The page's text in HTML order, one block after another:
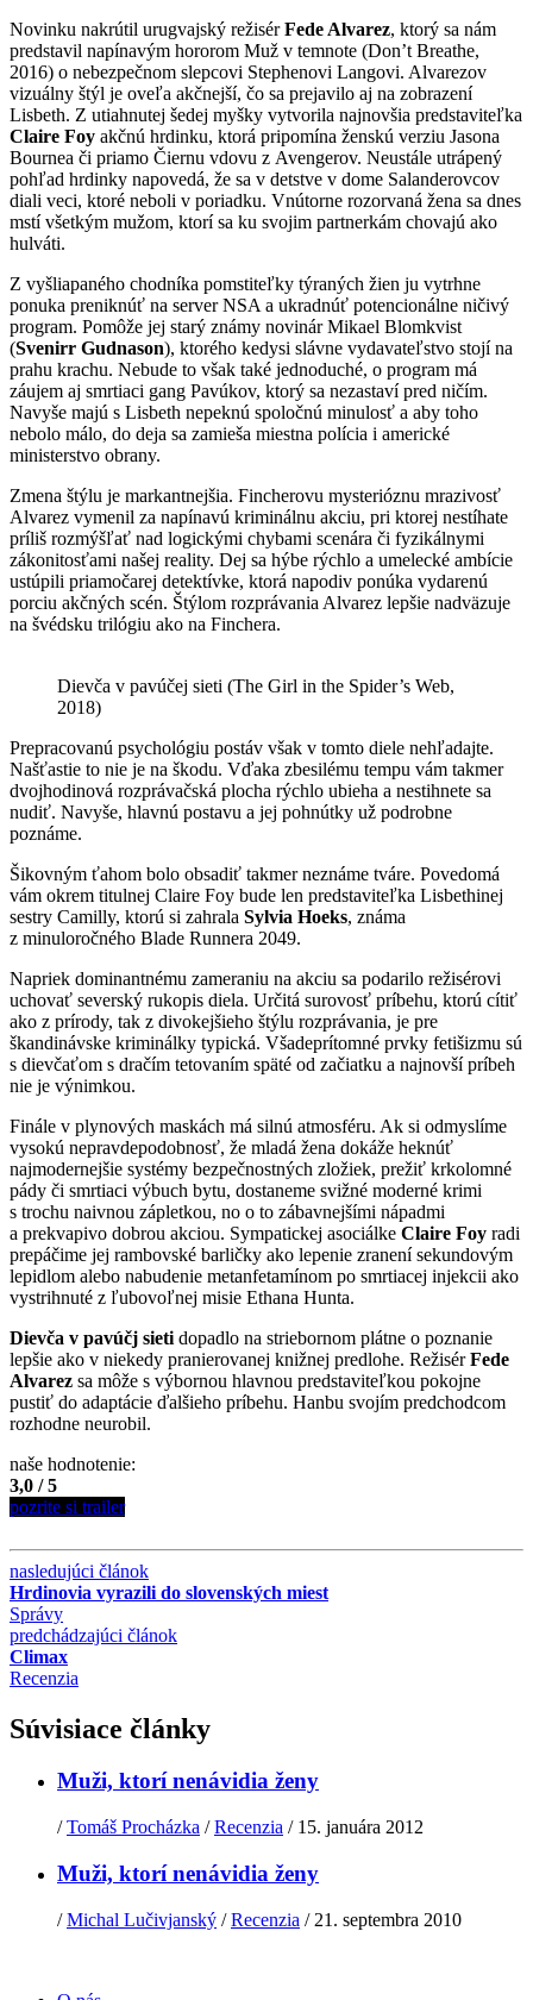
Novinku nakrútil urugvajský režisérFede Alvarez, ktorý sa nám
predstavil napínavým hororom Muž v temnote (Don’t Breathe,
2016) o nebezpečnom slepcovi Stephenovi Langovi. Alvarezov
vizuálny štýl je oveľa akčnejší, čo sa prejavilo aj na zobrazení
Lisbeth. Z utiahnutej šedej myšky vytvorila najnovšia predstaviteľka
Claire Foy akčnú hrdinku, ktorá pripomína ženskú verziu Jasona
Bournea či priamo Čiernu vdovu z Avengerov. Neustále utrápený
pohľad hrdinky napovedá, že sa v detstve v dome Salanderovcov
diali veci, ktoré neboli v poriadku. Vnútorne rozorvaná žena sa dnes
mstí všetkým mužom, ktorí sa ku svojim partnerkám chovajú ako
hulváti.
Z vyšliapaného chodníka pomstiteľky týraných žien ju vytrhne
ponuka preniknúť na server NSA a ukradnúť potencionálne ničivý
program. Pomôže jej starý známy novinár Mikael Blomkvist
(Svenirr Gudnason), ktorého kedysi slávne vydavateľstvo stojí na
prahu krachu. Nebude to však také jednoduché, o program má
záujem aj smrtiaci gang Pavúkov, ktorý sa nezastaví pred ničím.
Navyše majú s Lisbeth nepeknú spoločnú minulosť a aby toho
nebolo málo, do deja sa zamieša miestna polícia i americké
ministerstvo obrany.
Zmena štýlu je markantnejšia. Fincherovu mysterióznu mrazivosť
Alvarez vymenil za napínavú kriminálnu akciu, pri ktorej nestíhate
príliš rozmýšľať nad logickými chybami scenára či fyzikálnymi
zákonitosťami našej reality. Dej sa hýbe rýchlo a umelecké ambície
ustúpili priamočarej detektívke, ktorá napodiv ponúka vydarenú
porciu akčných scén. Štýlom rozprávania Alvarez lepšie nadväzuje
na švédsku trilógiu ako na Finchera.
Dievča v pavúčej sieti (The Girl in the Spider’s Web,
2018)
Prepracovanú psychológiu postáv však v tomto diele nehľadajte.
Našťastie to nie je na škodu. Vďaka zbesilému tempu vám takmer
dvojhodinová rozprávačská plocha rýchlo ubieha a nestihnete sa
nudiť. Navyše, hlavnú postavu a jej pohnútky už podrobne
poznáme.
Šikovným ťahom bolo obsadiť takmer neznáme tváre. Povedomá
vám okrem titulnej Claire Foy bude len predstaviteľka Lisbethinej
sestry Camilly, ktorú si zahrala Sylvia Hoeks, známa
z minuloročného Blade Runnera 2049.
Napriek dominantnému zameraniu na akciu sa podarilo režisérovi
uchovať severský rukopis diela. Určitá surovosť príbehu, ktorú cítiť
ako z prírody, tak z divokejšieho štýlu rozprávania, je pre
škandinávske kriminálky typická. Všadeprítomné prvky fetišizmu sú
s dievčaťom s dračím tetovaním späté od začiatku a najnovší príbeh
nie je výnimkou.
Finále v plynových maskách má silnú atmosféru. Ak si odmyslíme
vysokú nepravdepodobnosť, že mladá žena dokáže heknúť
najmodernejšie systémy bezpečnostných zložiek, prežiť krkolomné
pády či smrtiaci výbuch bytu, dostaneme svižné moderné krimi
s trochu naivnou zápletkou, no o to zábavnejšími nápadmi
a prekvapivo dobrou akciou. Sympatickej asociálke Claire Foy radi
prepáčime jej rambovské barličky ako lepenie zranení sekundovým
lepidlom alebo nabudenie metanfetamínom po smrtiacej injekcii ako
vystrihnuté z ľubovoľnej misie Ethana Hunta.
Dievča v pavúčj sieti dopadlo na striebornom plátne o poznanie
lepšie ako v niekedy pranierovanej knižnej predlohe. RežisérFede
Alvarez sa môže s výbornou hlavnou predstaviteľkou pokojne
pustiť do adaptácie ďalšieho príbehu. Hanbu svojím predchodcom
rozhodne neurobil.
naše hodnotenie:
3,0 / 5
pozrite si trailer
nasledujúci článok
Hrdinovia vyrazili do slovenských miest
Správy
predchádzajúci článok
Climax
Recenzia
Súvisiace články
Muži, ktorí nenávidia ženy
/Tomáš Procházka /Recenzia / 15. januára 2012
Muži, ktorí nenávidia ženy
/Michal Lučivjanský /Recenzia / 21. septembra 2010